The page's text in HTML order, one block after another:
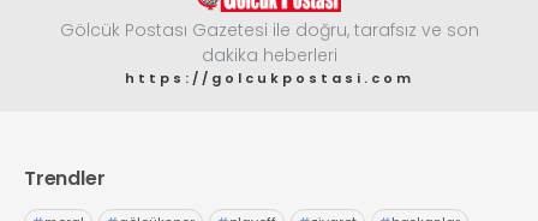
Gölcük Postası Gazetesi ile doğru, tarafsız ve son
dakika heberleri
https://golcukpostasi.com
Trendler